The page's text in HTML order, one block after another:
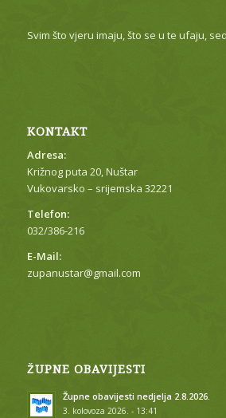
Svim što vjeru imaju, što se u te ufaju,
KONTAKT
Adresa:
Križnog puta 20, Nuštar
Vukovarsko – srijemska 32221
Telefon:
032/386-216
E-Mail:
zupanustar@gmail.com
ŽUPNE OBAVIJESTI
Župne obavijesti nedjelja 2.8.2026.
3. kolovoza 2026. - 13:41